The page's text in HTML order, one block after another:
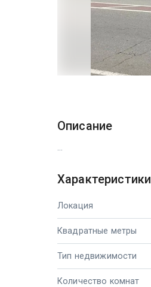
Описание
...
Характеристики
Локация
Квадратные метры
Тип недвижимости
Количество комнат